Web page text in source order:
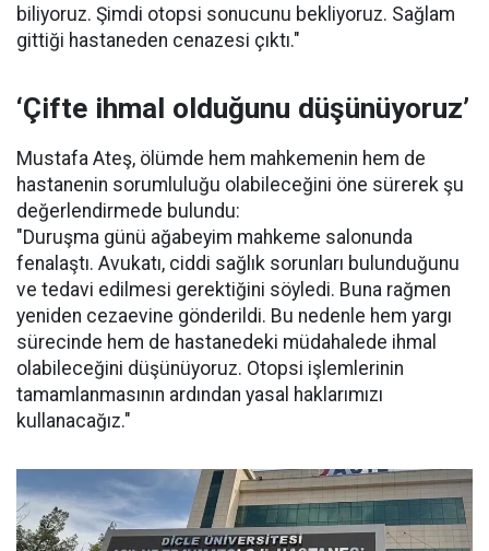
biliyoruz. Şimdi otopsi sonucunu bekliyoruz. Sağlam
gittiği hastaneden cenazesi çıktı."
‘Çifte ihmal olduğunu düşünüyoruz’
Mustafa Ateş, ölümde hem mahkemenin hem de
hastanenin sorumluluğu olabileceğini öne sürerek şu
değerlendirmede bulundu:
"Duruşma günü ağabeyim mahkeme salonunda
fenalaştı. Avukatı, ciddi sağlık sorunları bulunduğunu
ve tedavi edilmesi gerektiğini söyledi. Buna rağmen
yeniden cezaevine gönderildi. Bu nedenle hem yargı
sürecinde hem de hastanedeki müdahalede ihmal
olabileceğini düşünüyoruz. Otopsi işlemlerinin
tamamlanmasının ardından yasal haklarımızı
kullanacağız."